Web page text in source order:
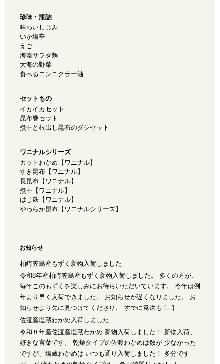
珍味・瓶詰
味わいしじみ
いか塩辛
えご
海藻サラダ麵
大海の野菜
食べるニンニクラー油
セットもの
イカイカセット
昆布巻セット
煮干と根出し昆布のダシセット
ワニナルシリーズ
カットわかめ【ワニナル】
すき昆布【ワニナル】
長昆布【ワニナル】
煮干【ワニナル】
はじ麸【ワニナル】
やわらか昆布【ワニナルシリーズ】
お知らせ
柏崎笠島産もずく新物入荷しました
令和8年産柏崎笠島産もずく新物入荷しました。 多くの方が、
毎年このもずくを楽しみにお待ちいただいています。 今年は例
年より早く入荷できました。 お知らせが遅くなりました。 お
知らせより先に見つけてくださり、 すでに発送も […]
佐渡産塩蔵わかめ入荷しました
令和８年産佐渡産塩蔵わかめ 新物入荷しました！ 新物入荷、
好きな言葉です。 乾燥タイプの佐渡わかめは数が 少なかった
ですが、塩蔵わかめは いつも通り入荷しました！ 多分です